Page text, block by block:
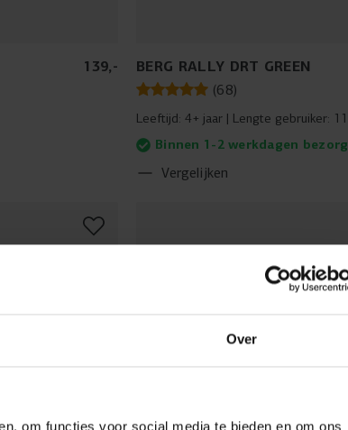
Over
om functies voor social media te bieden en om ons
139,- BERG RALLY DRT GREEN
(68)
Leeftijd: 4+ jaar Lengte gebruiker:
Binnen 1-2 werkdagen
Vergelijken